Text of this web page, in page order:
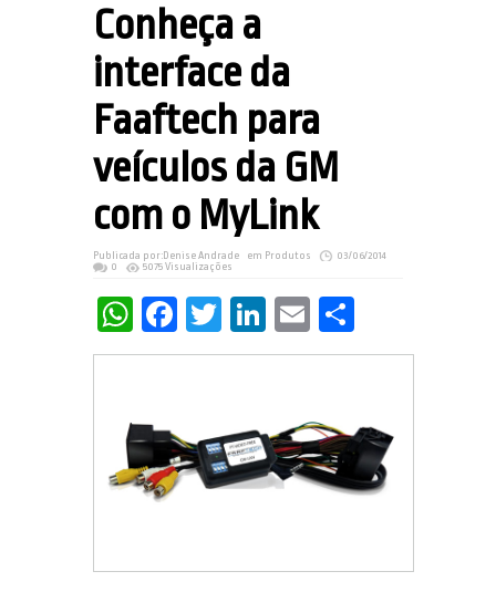
Conheça a
interface da
Faaftech para
veículos da GM
com o MyLink
Publicada por: Denise Andrade em Produtos
03/06/2014
0
5075 Visualizações
WhatsApp
Facebook
Twitter
LinkedIn
Email